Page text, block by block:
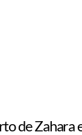
de Zahara